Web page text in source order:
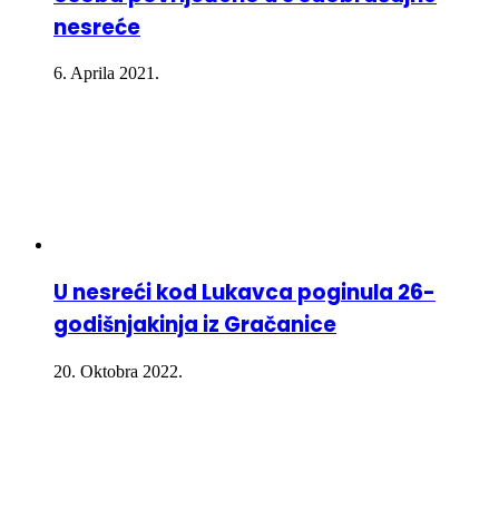
nesreće
6. Aprila 2021.
U nesreći kod Lukavca poginula 26-
godišnjakinja iz Gračanice
20. Oktobra 2022.